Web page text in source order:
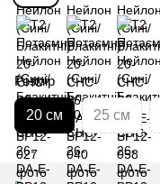
Розмір
20 см 25 см